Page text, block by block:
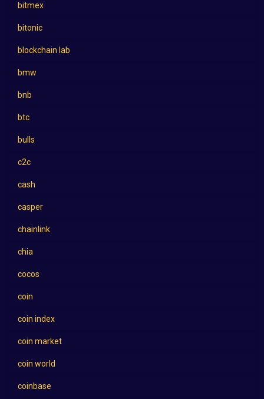
bitmex
bitonic
blockchain lab
bmw
bnb
btc
bulls
c2c
cash
casper
chainlink
chia
cocos
coin
coin index
coin market
coin world
coinbase